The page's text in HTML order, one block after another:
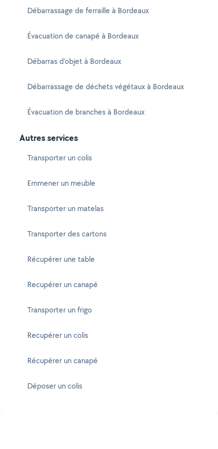
Débarrassage de ferraille à Bordeaux
Évacuation de canapé à Bordeaux
Débarras d'objet à Bordeaux
Débarrassage de déchets végétaux à Bordeaux
Évacuation de branches à Bordeaux
Autres services
Transporter un colis
Emmener un meuble
Transporter un matelas
Transporter des cartons
Récupérer une table
Recupérer un canapé
Transporter un frigo
Recupérer un colis
Récupérer un canapé
Déposer un colis